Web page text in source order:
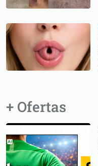
+ Ofertas